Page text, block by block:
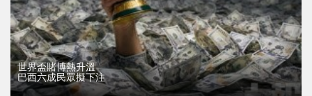
世界盃賭博熱升溫
巴西六成民眾擬下注